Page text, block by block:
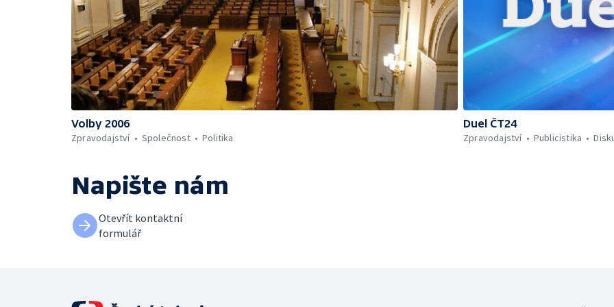
Volby 2006
Zpravodajství
Společnost Politika
Duel ČT24
Zpravodajství
Publicistika
Napište nám
Otevřít kontaktní
formulář